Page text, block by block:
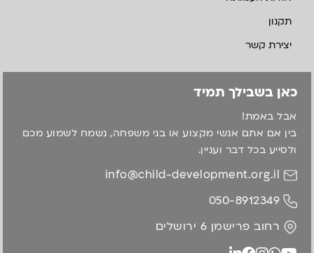
תקנון
יצירת קשר
כאן בשבילך תמיד
אבל באמת!
בין אם אתם אנשי מקצוע או בני משפחה, נשמח לשמוע מכם
ולסייע בכל דבר ועניין.
info@child-development.org.il
050-8912349
רחוב פרישמן 6 ירושלים